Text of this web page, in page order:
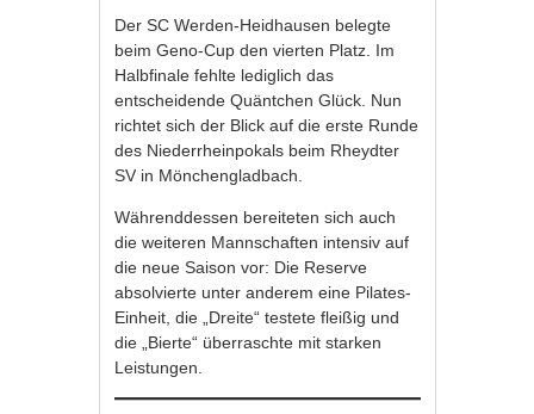
Der SC Werden-Heidhausen belegte
beim Geno-Cup den vierten Platz. Im
Halbfinale fehlte lediglich das
entscheidende Quäntchen Glück. Nun
richtet sich der Blick auf die erste Runde
des Niederrheinpokals beim Rheydter
SV in Mönchengladbach.
Währenddessen bereiteten sich auch
die weiteren Mannschaften intensiv auf
die neue Saison vor: Die Reserve
absolvierte unter anderem eine Pilates-
Einheit, die „Dreite“ testete fleißig und
die „Bierte“ überraschte mit starken
Leistungen.